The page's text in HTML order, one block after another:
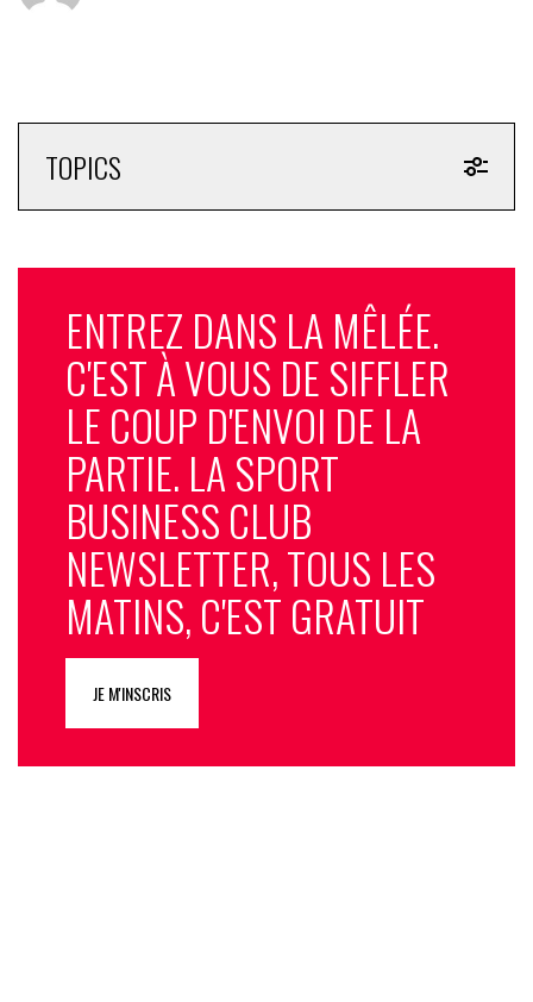
TOPICS
ENTREZ DANS LA MÊLÉE.
C'EST À VOUS DE SIFFLER
LE COUP D'ENVOI DE LA
PARTIE. LA SPORT
BUSINESS CLUB
NEWSLETTER, TOUS LES
MATINS, C'EST GRATUIT
JE M'INSCRIS